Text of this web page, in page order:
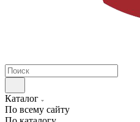
Каталог
По всему сайту